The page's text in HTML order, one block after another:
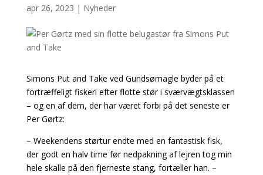
apr 26, 2023 | Nyheder
Simons Put and Take ved Gundsømagle byder på et
fortræffeligt fiskeri efter flotte stør i sværvægtsklassen
– og en af dem, der har været forbi på det seneste er
Per Gørtz:
– Weekendens størtur endte med en fantastisk fisk,
der godt en halv time før nedpakning af lejren tog min
hele skalle på den fjerneste stang, fortæller han. –